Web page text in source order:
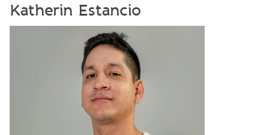
Katherin Estancio